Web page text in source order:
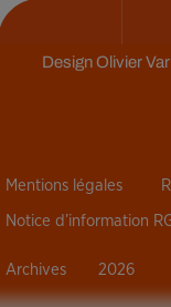
DesignOlivier
Mentions légales
Notice d’information
Archives 2026